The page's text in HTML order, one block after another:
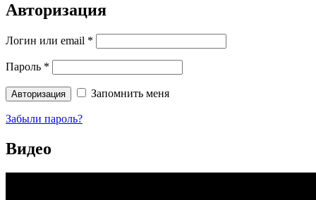
Авторизация
Логин или email *
Пароль *
Запомнить меня
Забыли пароль?
Видео